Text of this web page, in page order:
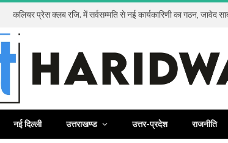
नई दिल्ली उत्तराखण्ड उत्तर-प्रदेश राजनीति